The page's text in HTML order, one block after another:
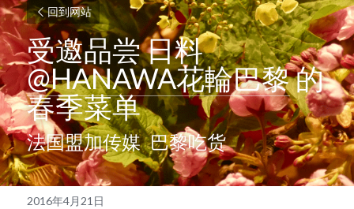
回到网站
受邀品尝 日料
@HANAWA花輪巴黎 的
春季菜单
法国盟加传媒  巴黎吃货
2016年4月21日